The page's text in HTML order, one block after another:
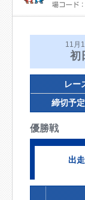
11月
初
レー
締切予
優勝戦
出